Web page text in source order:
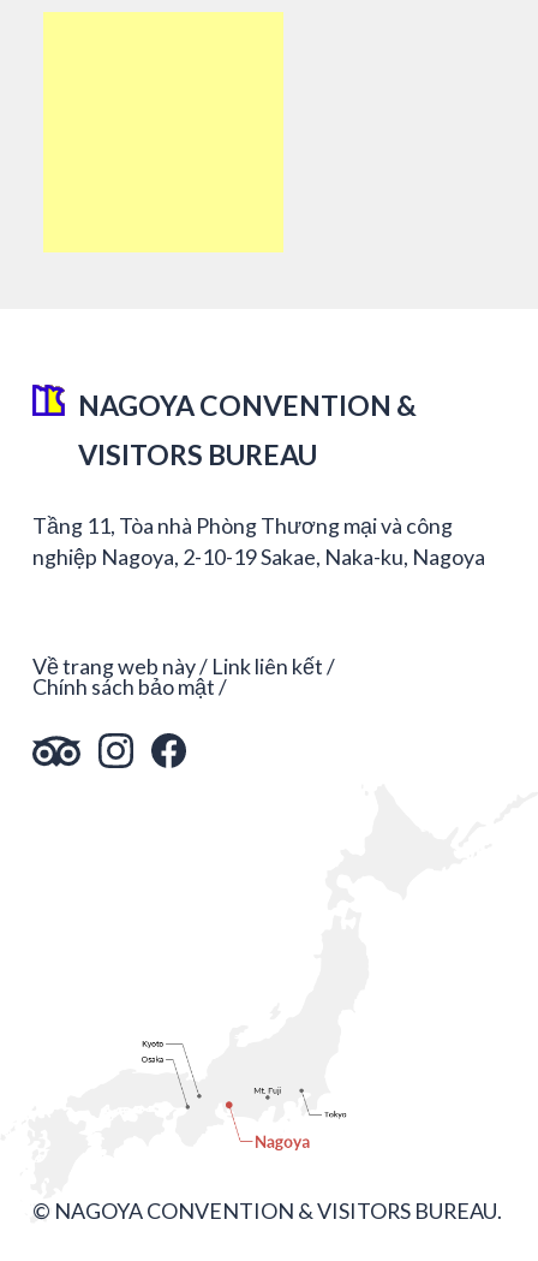
NAGOYA CONVENTION &
VISITORS BUREAU
Tầng 11, Tòa nhà Phòng Thương mại và công
nghiệp Nagoya, 2-10-19 Sakae, Naka-ku, Nagoya
Về trang web này Link liên kết
Chính sách bảo mật
© NAGOYA CONVENTION & VISITORS BUREAU.